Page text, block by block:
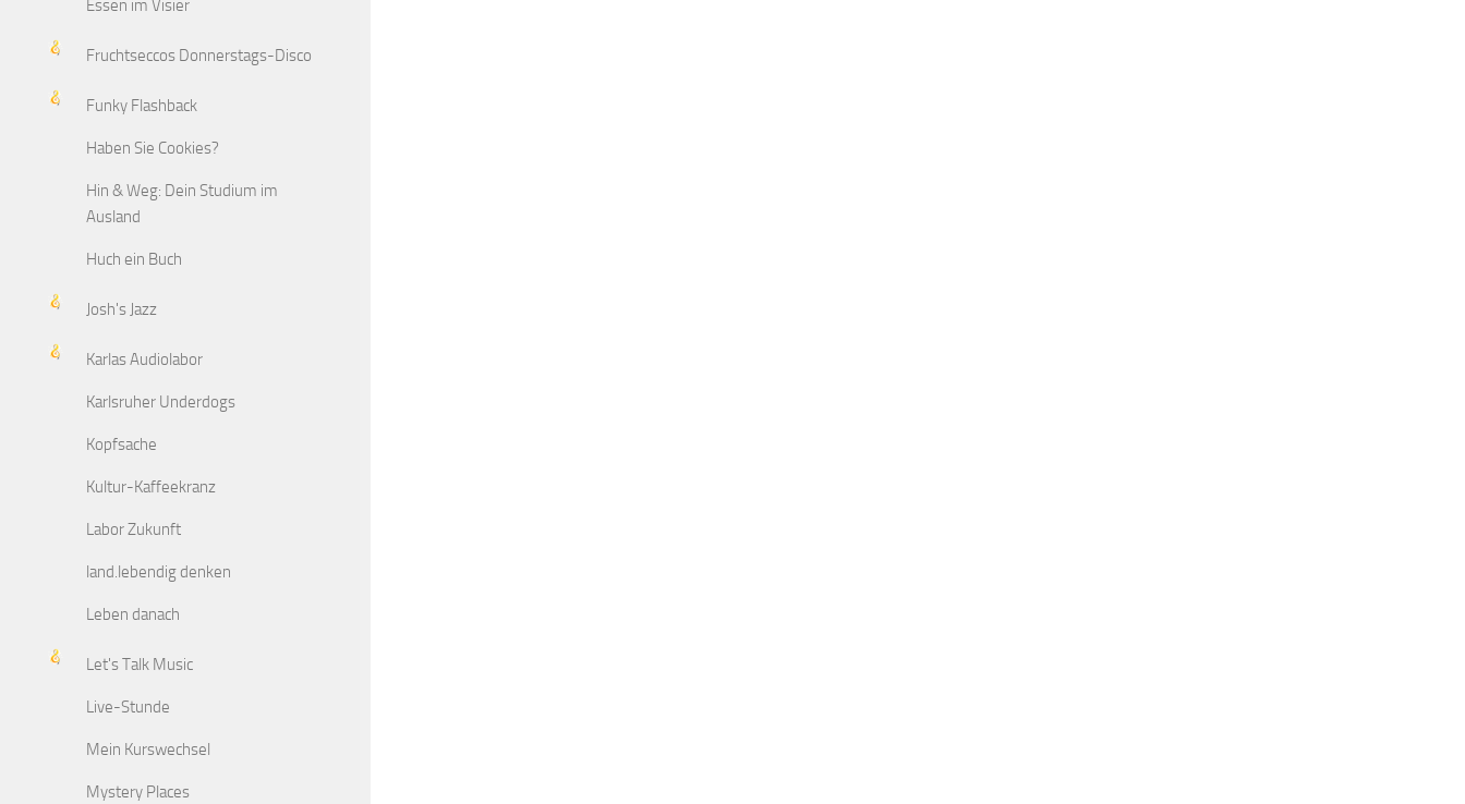
Essen im Visier
Fruchtseccos Donnerstags-Disco
Funky Flashback
Haben Sie Cookies?
Hin & Weg: Dein Studium im
Ausland
Huch ein Buch
Josh's Jazz
Karlas Audiolabor
Karlsruher Underdogs
Kopfsache
Kultur-Kaffeekranz
Labor Zukunft
land.lebendig denken
Leben danach
Let's Talk Music
Live-Stunde
Mein Kurswechsel
Mystery Places